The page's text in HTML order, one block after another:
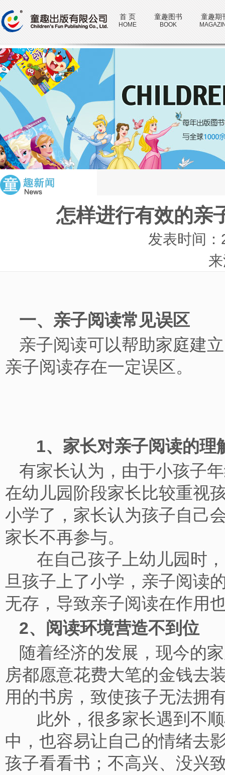
首 页
HOME
童趣图书
BOOK
童趣期
怎样进行有效的亲
发表时间
一、亲子阅读常见误区
亲子阅读可以帮助家庭建
亲子阅读存在一定误区。
1、家长对亲子阅读的
有家长认为，由于小孩子
在幼儿园阶段家长比较重视
小学了，家长认为孩子自己
家长不再参与。
在自己孩子上幼儿园时，
旦孩子上了小学，亲子阅读
无存，导致亲子阅读在作
2、阅读环境营造不到位
随着经济的发展，现今的
房都愿意花费大笔的金钱去
用的书房，致使孩子无法
此外，很多家长遇到不顺
中，也容易让自己的情绪去
孩子看看书；不高兴、没